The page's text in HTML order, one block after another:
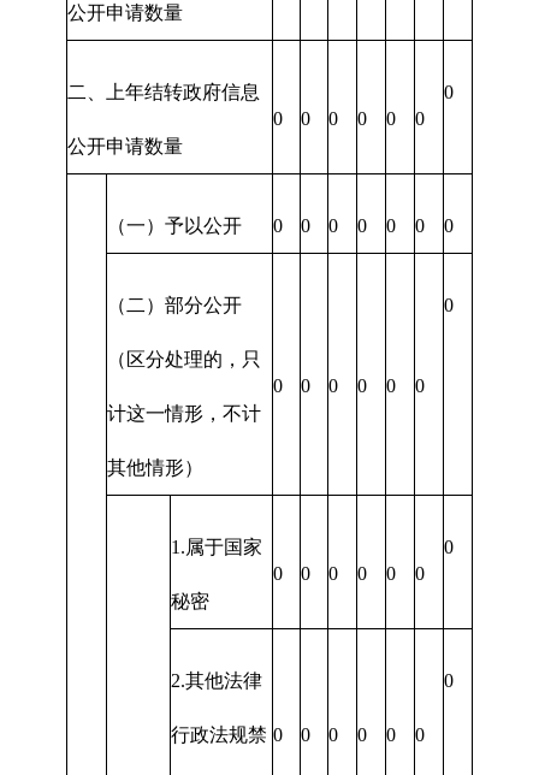
公开申请数量
二、上年结转政府信息
公开申请数量
0 0 0 0 0 0
0
（一）予以公开 0 0 0 0 0 0 0
（二）部分公开
（区分处理的，只
计这一情形，不计
其他情形）
0 0 0 0 0 0
0
1.属于国家
秘密
0 0 0 0 0 0
0
2.其他法律
行政法规禁 0 0 0 0 0 0
0